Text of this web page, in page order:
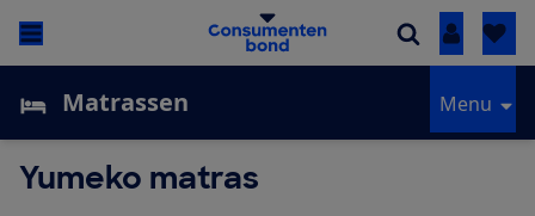
Inloggen
Matrassen Menu
Yumeko matras